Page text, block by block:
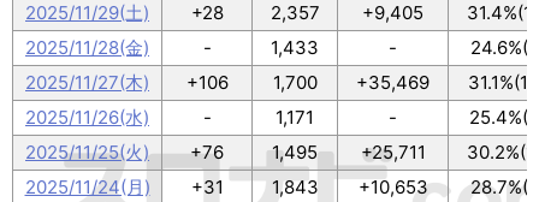
2025/11/29(土)
+28 2,357 +9,405
2025/11/28(金)
- 1,433 -
2025/11/27(木)
+106 1,700 +35,469
2025/11/26(水)
- 1,171 -
2025/11/25(火)
+76 1,495 +25,711
2025/11/24(月)
+31 1,843 +10,653